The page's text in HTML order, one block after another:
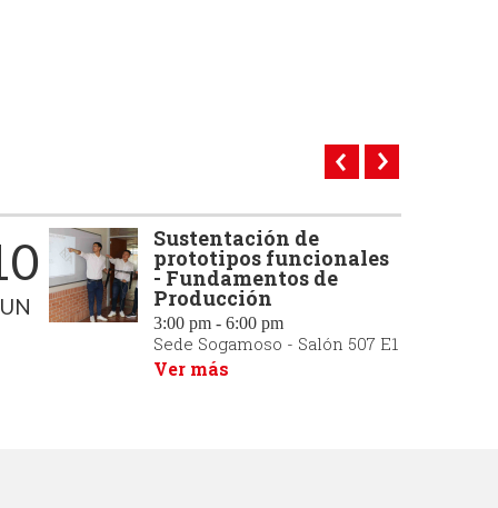
Sustentación de
prototipos funcionales
- Fundamentos de
Producción
3:00 pm - 6:00 pm
Sede Sogamoso - Salón 507 E1
Ver más